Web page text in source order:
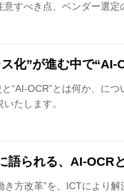
すべき点、ベンダー選定
化”が進む中で“AI-
“AI-OCR”とは何か、に
たします。
語られる、AI-OCR
き方改革”を、ICTにより